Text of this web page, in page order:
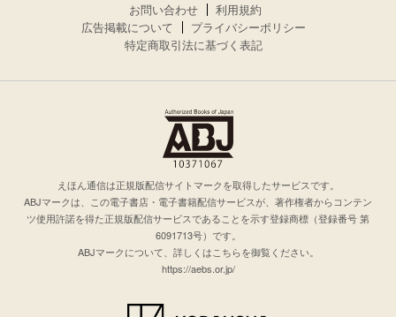
お問い合わせ
利用規約
広告掲載について
プライバシーポリシー
特定商取引法に基づく表記
えほん通信は正規版配信サイトマークを取得したサービスです。
ABJマークは、この電子書店・電子書籍配信サービスが、著作権者からコンテン
ツ使用許諾を得た正規版配信サービスであることを示す登録商標（登録番号 第
6091713号）です。
ABJマークについて、詳しくはこちらを御覧ください。
https://aebs.or.jp/